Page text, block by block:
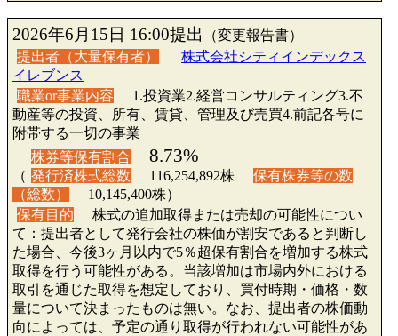
2026年6月15日 16:00提出
（変更報告書）
提出者（大量保有者）
株式会社シティインデックス
イレブンス
職業or事業内容
1.投資業2.経営コンサルティング3.不
動産等の投資、所有、賃貸、管理及び売買4.前記各号に
附帯する一切の事業
株券等保有割合
8.73%
（ 発行済株式総数 116,254,892株
保有株券等の数
（総数）
10,145,400株）
保有目的
株式の追加取得または売却の可能性につい
て：提出者として発行会社の株価が割安であると判断し
た場合、今後3ヶ月以内で5％超保有割合を増加する株式
取得を行う可能性がある。当該増加は市場内外における
取引を通じた取得を想定しており、買付時期・価格・数
量について決まったものは無い。なお、提出者の株価動
向によっては、予定の通り取得が行われない可能性があ